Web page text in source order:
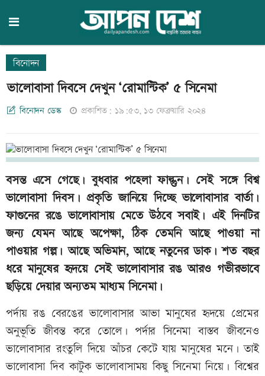
বিনোদন
ভালোবাসা দিবসে দেখুন ‘রোমান্টিক’ ৫ সিনেমা
বিনোদন ডেস্ক প্রকাশিত: ১৯:৫৩, ১৩ ফেব্রুয়ারি ২০২৪
বসন্ত এসে গেছে। বুধবার পহেলা ফাল্গুন। সেই সঙ্গে বিশ্ব
ভালোবাসা দিবস। প্রকৃতি জানিয়ে দিচ্ছে ভালোবাসার বার্তা।
ফাগুনের রঙে ভালোবাসায় মেতে উঠবে সবাই। এই দিনটির
জন্য যেমন আছে অপেক্ষা, ঠিক তেমনি আছে পাওয়া না
পাওয়ার গল্প। আছে অভিমান, আছে নতুনের ডাক। শত বছর
ধরে মানুষের হৃদয়ে সেই ভালোবাসার রঙ আরও গভীরভাবে
ছড়িয়ে দেয়ার অন্যতম মাধ্যম সিনেমা।
পর্দায় রঙ বেরঙের ভালোবাসার আভা মানুষের হৃদয়ে প্রেমের
অনুভূতি জীবন্ত করে তোলে। পর্দার সিনেমা বাস্তব জীবনেও
ভালোবাসার রংতুলি দিয়ে আঁচর কেটে যায় মানুষের মনে। তাই
ভালোবাসা দিব কাটুক ভালোবাসাময় কিছু সিনেমা নিয়ে। বিশ্বের